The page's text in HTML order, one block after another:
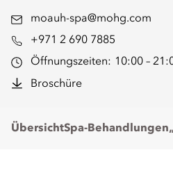
moauh-spa@mohg.com
+971 2 690 7885
Öffnungszeiten: 10:00 –
Broschüre
ÜbersichtSpa-Behandlungen